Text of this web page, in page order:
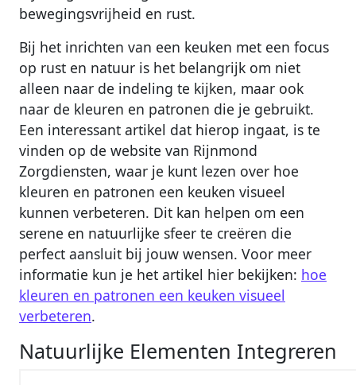
bewegingsvrijheid en rust.
Bij het inrichten van een keuken met een focus
op rust en natuur is het belangrijk om niet
alleen naar de indeling te kijken, maar ook
naar de kleuren en patronen die je gebruikt.
Een interessant artikel dat hierop ingaat, is te
vinden op de website van Rijnmond
Zorgdiensten, waar je kunt lezen over hoe
kleuren en patronen een keuken visueel
kunnen verbeteren. Dit kan helpen om een
serene en natuurlijke sfeer te creëren die
perfect aansluit bij jouw wensen. Voor meer
informatie kun je het artikel hier bekijken: hoe
kleuren en patronen een keuken visueel
verbeteren.
Natuurlijke Elementen Integreren